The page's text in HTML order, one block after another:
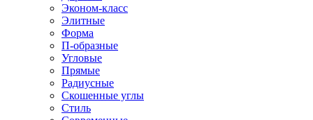
Эконом-класс
Элитные
Форма
П-образные
Угловые
Прямые
Радиусные
Скошенные углы
Стиль